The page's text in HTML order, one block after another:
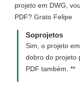
projeto em DWG,
PDF? Grato Felipe
Soprojetos
Sim, o projeto
dobro do projeto
PDF também. **